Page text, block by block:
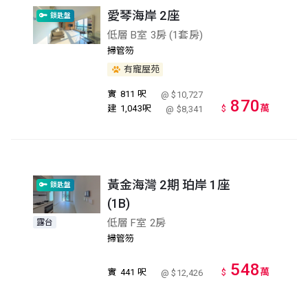
鎖匙盤 愛琴海岸 2座
低層 B室 3房 (1套房)
掃管笏
有寵屋苑
實 811 呎
@ $10,727
建 1,043呎 @ $8,341 $ 870萬
鎖匙盤
露台
黃金海灣 2期 珀岸 1座
(1B)
低層 F室 2房
掃管笏
實 441 呎 @ $12,426 $ 548萬